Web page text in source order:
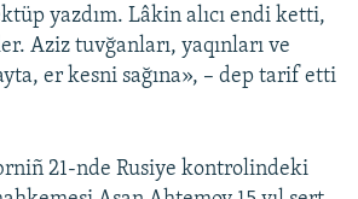
yazdım. Lâkin alıcı endi ketti,
Aziz tuvğanları, yaqınları ve
er kesni sağına», – dep tarif etti
21-nde Rusiye kontrolindeki